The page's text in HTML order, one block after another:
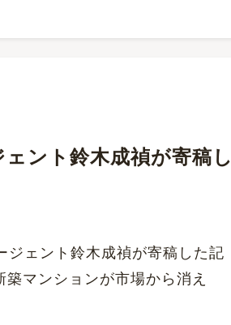
ント鈴木成禎が寄稿し
ジェント鈴木成禎が寄稿した記
マンションが市場から消え